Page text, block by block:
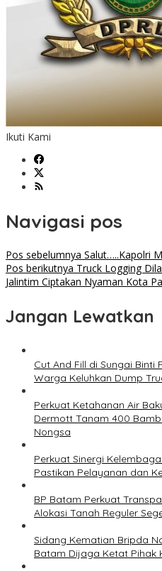
Ikuti Kami
Navigasi pos
Pos sebelumnya Salut…..Kapolri
Pos berikutnya Truck Logging
Jalintim Ciptakan Nyaman Kota
Jangan Lewatkan
Cut And Fill di Sungai Binti
Warga Keluhkan Dump
Perkuat Ketahanan Air
Dermott Tanam 400
Nongsa
Perkuat Sinergi
Pastikan Pelayanan dan
BP Batam Perkuat
Alokasi Tanah Reguler
Sidang Kematian Bripda
Batam Dijaga Ketat Pihak